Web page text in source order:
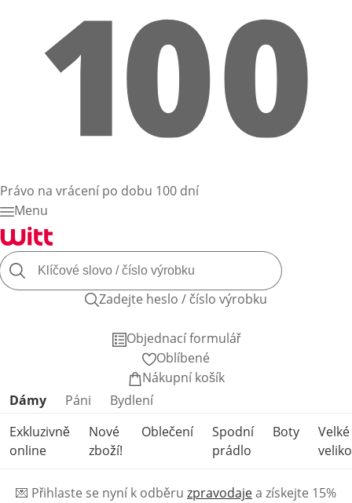
Právo na vrácení po dobu 100 dní
Menu
Zadejte heslo / číslo výrobku
Objednací formulář
Oblíbené
Nákupní košík
Přeskočit kategorie produktů
Dámy Páni
Bydlení
Exkluzivně
online
Nové
zboží!
Oblečení
Spodní
prádlo
Boty
Velké
💌 Přihlaste se nyní k odběru zpravodajea získejte 15%